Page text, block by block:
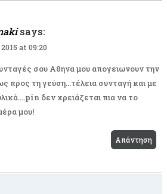
says:
at 09:20
σου Αθηνα μου απογειωνουν την
προς τη γεύση…τέλεια συνταγή και με
δεν χρειάζεται πια να το
μου!
Απάντηση